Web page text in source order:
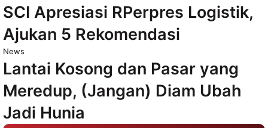
SCI Apresiasi RPerpres Logistik,
Ajukan 5 Rekomendasi
News
Lantai Kosong dan Pasar yang
Meredup, (Jangan) Diam Ubah
Jadi Hunia